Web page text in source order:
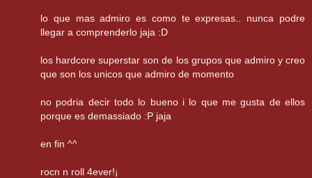
lo que mas admiro es como te expresas.. nunca podre
llegar a comprenderlo jaja :D
los hardcore superstar son de los grupos que admiro y creo
que son los unicos que admiro de momento
no podria decir todo lo bueno i lo que me gusta de ellos
porque es demassiado :P jaja
en fin ^^
rocn n roll 4ever!¡